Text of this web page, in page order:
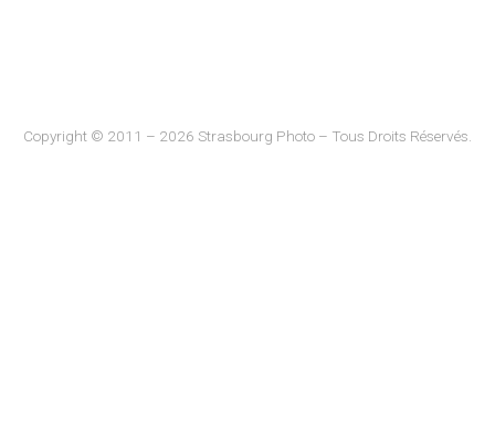
Copyright © 2011 – 2026 Strasbourg Photo – Tous Droits Réservés.